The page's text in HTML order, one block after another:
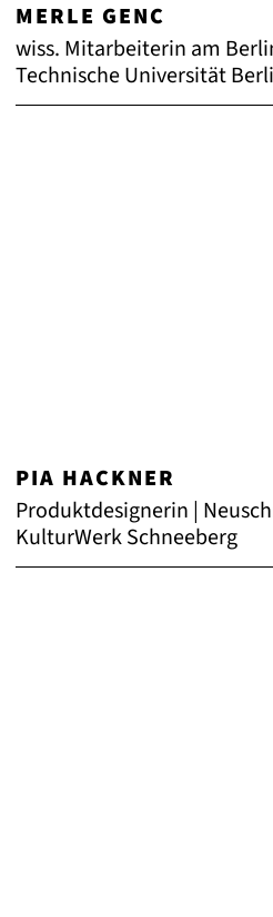
MERLE GENC
wiss. Mitarbeiterin am
Technische Universität
PIA HACKNER
Produktdesignerin |
KulturWerk Schneeberg